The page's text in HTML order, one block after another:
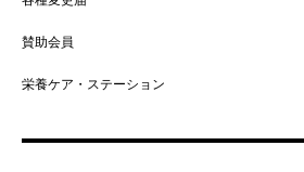
賛助会員
栄養ケア・ステーション